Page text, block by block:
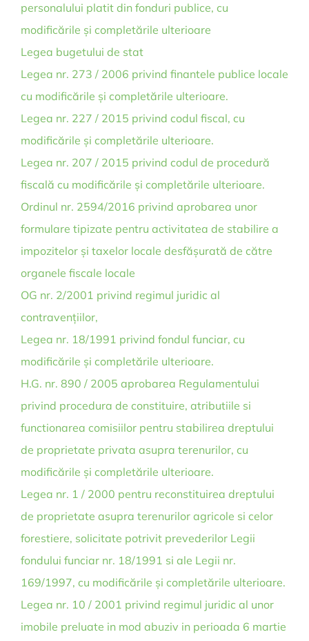
personalului platit din fonduri publice, cu
modificările și completările ulterioare
Legea bugetului de stat
Legea nr. 273 / 2006 privind finantele publice locale
cu modificările și completările ulterioare.
Legea nr. 227 / 2015 privind codul fiscal, cu
modificările și completările ulterioare.
Legea nr. 207 / 2015 privind codul de procedură
fiscală cu modificările și completările ulterioare.
Ordinul nr. 2594/2016 privind aprobarea unor
formulare tipizate pentru activitatea de stabilire a
impozitelor și taxelor locale desfășurată de către
organele fiscale locale
OG nr. 2/2001 privind regimul juridic al
contravențiilor,
Legea nr. 18/1991 privind fondul funciar, cu
modificările și completările ulterioare.
H.G. nr. 890 / 2005 aprobarea Regulamentului
privind procedura de constituire, atributiile si
functionarea comisiilor pentru stabilirea dreptului
de proprietate privata asupra terenurilor, cu
modificările și completările ulterioare.
Legea nr. 1 / 2000 pentru reconstituirea dreptului
de proprietate asupra terenurilor agricole si celor
forestiere, solicitate potrivit prevederilor Legii
fondului funciar nr. 18/1991 si ale Legii nr.
169/1997, cu modificările și completările ulterioare.
Legea nr. 10 / 2001 privind regimul juridic al unor
imobile preluate in mod abuziv in perioada 6 martie